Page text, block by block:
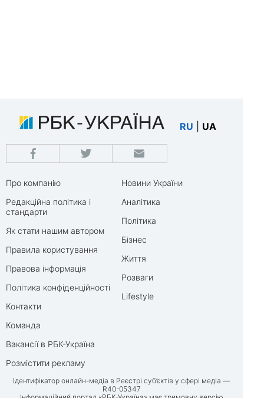
RU UA
Про компанію
Редакційна політика і
стандарти
Як стати нашим автором
Правила користування
Правова інформація
Політика конфіденційності
Контакти
Команда
Вакансії в РБК-Україна
Розмістити рекламу
Новини України
Аналітика
Політика
Бізнес
Життя
Розваги
Lifestyle
Ідентифікатор онлайн-медіа в Реєстрі суб’єктів у сфері медіа —
R40-05347